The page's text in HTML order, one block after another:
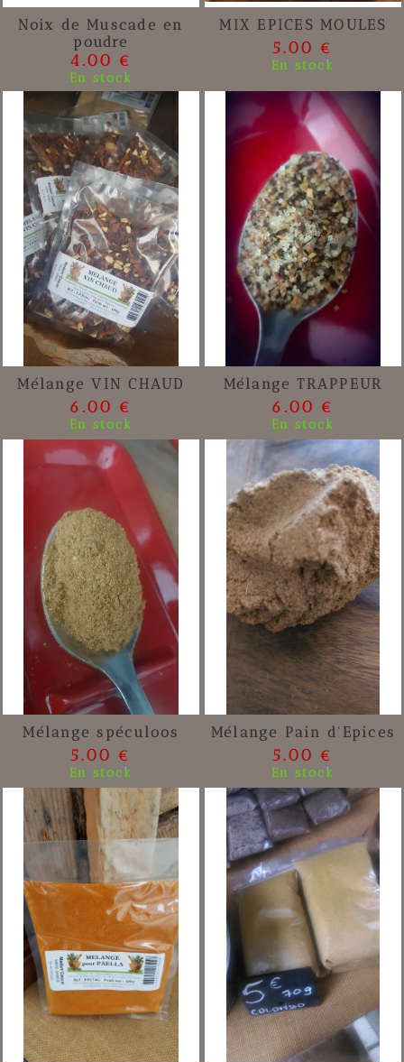
Noix de Muscade en
poudre
4.00 €
En stock
MIX EPICES MOULES
5.00 €
En stock
Mélange VIN CHAUD
6.00 €
En stock
Mélange TRAPPEUR
6.00 €
En stock
Mélange spéculoos
5.00 €
En stock
Mélange Pain d'Epices
5.00 €
En stock